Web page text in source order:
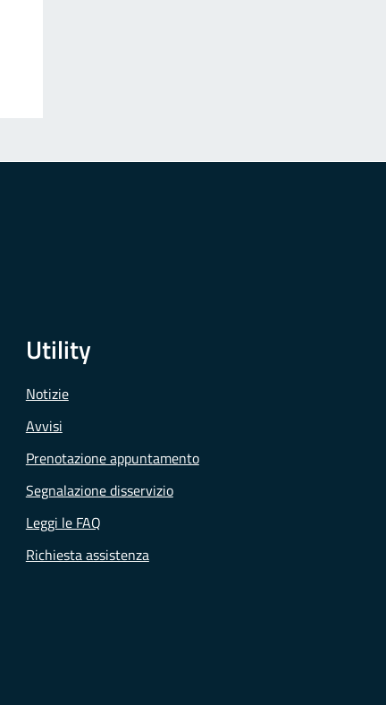
Utility
Notizie
Avvisi
Prenotazione appuntamento
Segnalazione disservizio
Leggi le FAQ
Richiesta assistenza